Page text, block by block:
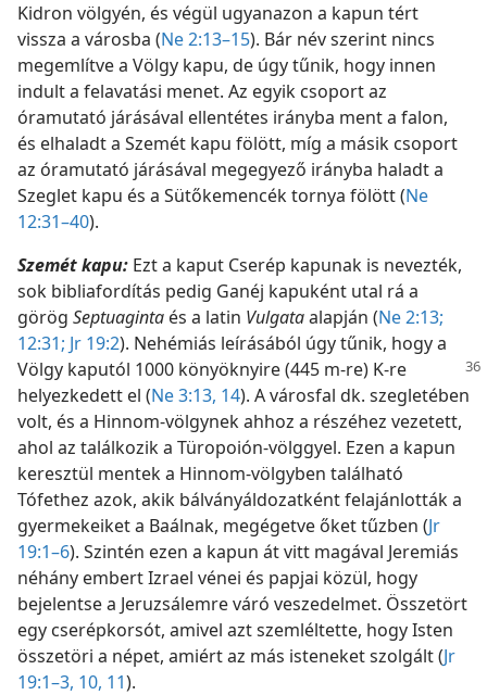
Kidron völgyén, és végül ugyanazon a kapun tért
vissza a városba (Ne 2:13–15). Bár név szerint nincs
megemlítve a Völgy kapu, de úgy tűnik, hogy innen
indult a felavatási menet. Az egyik csoport az
óramutató járásával ellentétes irányba ment a falon,
és elhaladt a Szemét kapu fölött, míg a másik csoport
az óramutató járásával megegyező irányba haladt a
Szeglet kapu és a Sütőkemencék tornya fölött (Ne
12:31–40).
Szemét kapu: Ezt a kaput Cserép kapunak is nevezték,
sok bibliafordítás pedig Ganéj kapuként utal rá a
görög Septuaginta és a latin Vulgataalapján (Ne 2:13;
12:31; Jr 19:2). Nehémiás leírásából úgy tűnik, hogy a
Völgy kaputól 1000 könyöknyire(445 m-re) K-re
helyezkedett el (Ne 3:13, 14). A városfal dk. szegletében
volt, és a Hinnom-völgynek ahhoz a részéhez vezetett,
ahol az találkozik a Türopoión-völggyel. Ezen a kapun
keresztül mentek a Hinnom-völgyben található
Tófethez azok, akik bálványáldozatként felajánlották a
gyermekeiket a Baálnak, megégetve őket tűzben (Jr
19:1–6). Szintén ezen a kapun át vitt magával Jeremiás
néhány embert Izrael vénei és papjai közül, hogy
bejelentse a Jeruzsálemre váró veszedelmet. Összetört
egy cserépkorsót, amivel azt szemléltette, hogy Isten
összetöri a népet, amiért az más isteneket szolgált (Jr
19:1–3, 10, 11).